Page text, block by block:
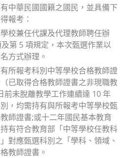
中華民國國籍之國民，並具備下
報考：
校兼任代課及代理教師聘任辦
第 5 項規定，本次甄選作業以
方式辦理。
有所報考科別中等學校合格教師證
已取得合格教師證書之非現職教
前未脫離教學工作連續達 10 年
，均需持有與所報考中等學校甄
師證書;或十二年國民基本教育
有符合教育部「中等學校任教科
對應甄選科別之「學科、領域、
教師證書。